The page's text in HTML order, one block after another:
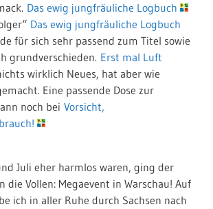
Das ewig jungfräuliche Logbuch
Das ewig jungfräuliche Logbuch
für sich sehr passend zum Titel sowie
grundverschieden. Erst mal Luft
wirklich Neues, hat aber wie
Eine passende Dose zur
noch bei Vorsicht,
Juli eher harmlos waren, ging der
die Vollen: Megaevent in Warschau! Auf
ich in aller Ruhe durch Sachsen nach